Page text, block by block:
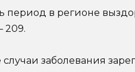
период в регионе
209.
заболевания